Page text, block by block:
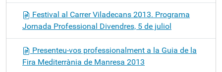
Festival al Carrer Viladecans 2013. Programa
Jornada Professional Divendres, 5 de juliol
Presenteu-vos professionalment a la Guia de la
Fira Mediterrània de Manresa 2013